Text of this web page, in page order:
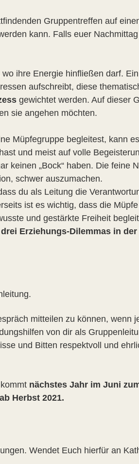
Gruppentreffen auf
kann. Falls euer
ihre Energie hinfließen darf.
aufschreibt, diese
gewichtet werden. Auf dieser
sie angehen möchten.
Müpfegruppe begleitest, kann
und meist auf volle
keinen „Bock“ haben. Die feine
schwer auszumachen.
du als Leitung die
ist es wichtig, dass die
und gestärkte Freiheit
drei Erziehungs-Dilemmas in
mitteilen zu können, wenn
von dir als
und Bitten respektvoll und
nächstes Jahr im Juni
Herbst 2021.
Wendet Euch hierfür an